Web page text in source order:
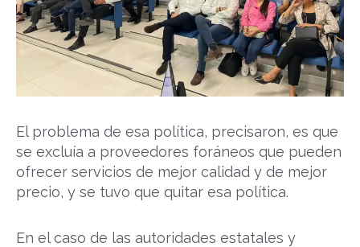
El problema de esa política, precisaron, es que
se excluía a proveedores foráneos que pueden
ofrecer servicios de mejor calidad y de mejor
precio, y se tuvo que quitar esa política.
En el caso de las autoridades estatales y